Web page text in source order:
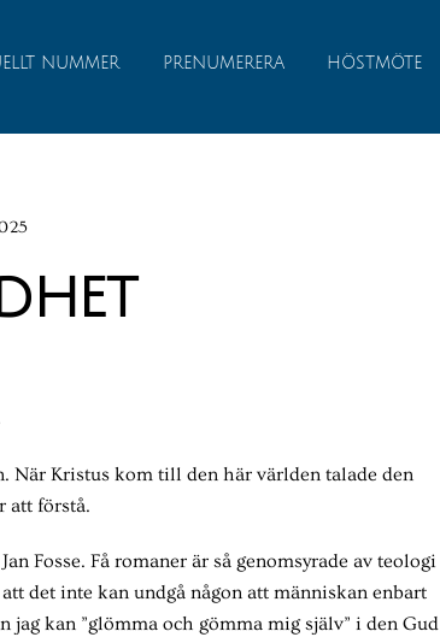
NUMMER PRENUMERERA HÖSTMÖTE
När Kristus kom till den här världen talade den
att förstå.
Fosse. Få romaner är så genomsyrade av teologi
det inte kan undgå någon att människan enbart
jag kan ”glömma och gömma mig själv” i den Gud